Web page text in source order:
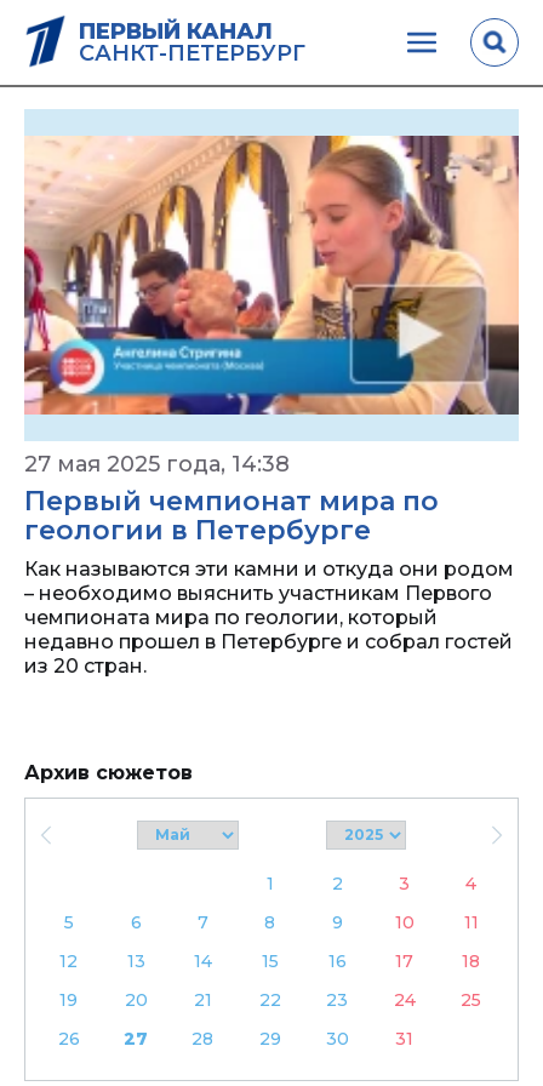
ПЕРВЫЙ КАНАЛ
САНКТ-ПЕТЕРБУРГ
27 мая 2025 года, 14:38
Первый чемпионат мира по
геологии в Петербурге
Как называются эти камни и откуда они родом
– необходимо выяснить участникам Первого
чемпионата мира по геологии, который
недавно прошел в Петербурге и собрал гостей
из 20 стран.
Архив сюжетов
1 2 3
4
5
6 7 8 9 10
11
12
13 14 15 16 17
18
19
20 21 22 23 24
25
26
27 28 29 30 31